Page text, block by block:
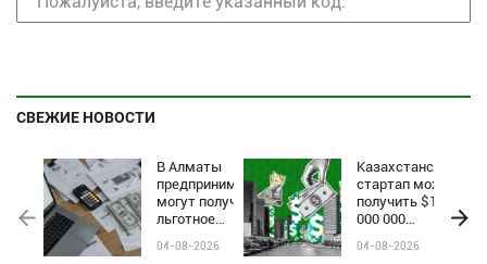
СВЕЖИЕ НОВОСТИ
В Алматы
предприниматели
могут получить
льготное
финансирование
по программе
04-08-2026
Казахстанский
стартап может
получить $1
000 000
Startup World
04-08-2026